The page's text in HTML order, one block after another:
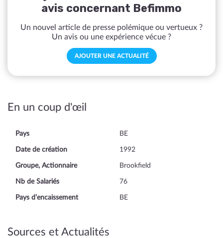
avis concernant Befimmo
Un nouvel article de presse polémique ou vertueux ?
Un avis ou une expérience vécue ?
AJOUTER UNE ACTUALITÉ
En un coup d'œil
Pays BE
Date de création 1992
Groupe, Actionnaire Brookfield
Nb de Salariés 76
Pays d’encaissement BE
Sources et Actualités